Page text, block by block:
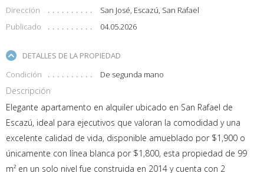
Dirección
San José, Escazú, San Rafael
Publicado
04.05.2026
DETALLES DE LA PROPIEDAD
Condición
De segunda mano
Descripción
Elegante apartamento en alquiler ubicado en San Rafael de
Escazú, ideal para ejecutivos que valoran la comodidad y una
excelente calidad de vida, disponible amueblado por $1,900 o
únicamente con línea blanca por $1,800, esta propiedad de 99
m² en un solo nivel fue construida en 2014 y cuenta con 2